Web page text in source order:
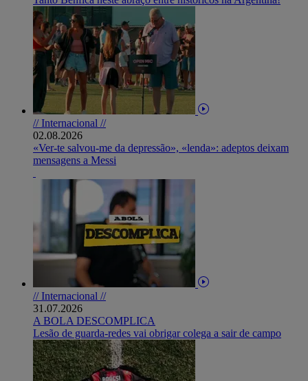
// Internacional //
02.08.2026
«Ver-te salvou-me da depressão», «lenda»: adeptos deixam
mensagens a Messi
// Internacional //
31.07.2026
A BOLA DESCOMPLICA
Lesão de guarda-redes vai obrigar colega a sair de campo